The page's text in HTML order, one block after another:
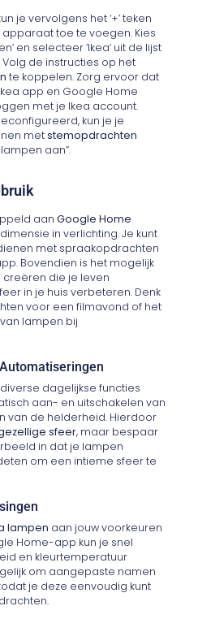
je vervolgens het ‘+’ teken
toe te voegen. Kies
en selecteer ‘Ikea’ uit de lijst
de instructies op het
te koppelen. Zorg ervoor dat
app en Google Home
met je Ikea account.
kun je je
metstemopdrachten
aan”.
aanGoogle Home
in verlichting. Je kunt
met spraakopdrachten
Bovendien is het mogelijk
creëren die je leven
in je huis verbeteren. Denk
voor een filmavond of het
lampen bij
diverse dagelijkse functies
aan- en uitschakelen van
van de helderheid. Hierdoor
sfeer, maar bespaar
in dat je lampen
om een intieme sfeer te
lampen aan jouw voorkeuren
Home-app kun je snel
en kleurtemperatuur
om aangepaste namen
je deze eenvoudig kunt